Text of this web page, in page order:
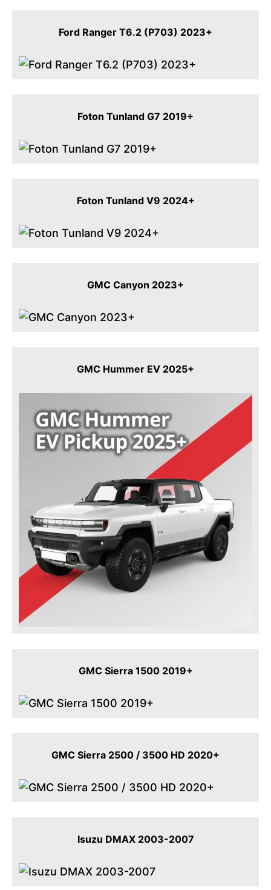
Ford Ranger T6.2 (P703) 2023+
Foton Tunland G7 2019+
Foton Tunland V9 2024+
GMC Canyon 2023+
GMC Hummer EV 2025+
GMC Sierra 1500 2019+
GMC Sierra 2500 / 3500 HD 2020+
Isuzu DMAX 2003-2007